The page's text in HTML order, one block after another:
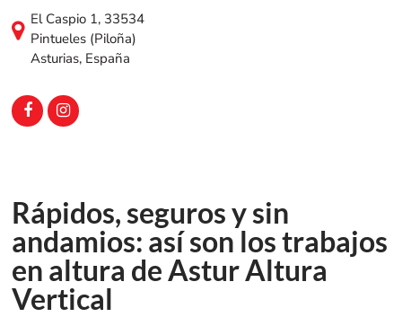
El Caspio 1, 33534
Pintueles (Piloña)
Asturias, España
Rápidos, seguros y sin
andamios: así son los trabajos
en altura de Astur Altura
Vertical